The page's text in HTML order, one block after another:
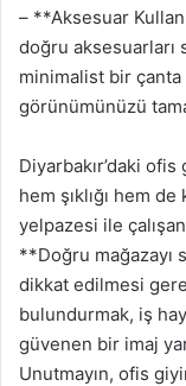
– **Aksesuar
doğru aksesuarları
minimalist bir çanta
görünümünüzü
Diyarbakır’daki
hem şıklığı hem
yelpazesi ile
**Doğru
dikkat edilmesi
bulundurmak, iş
güvenen bir imaj
Unutmayın, ofis